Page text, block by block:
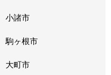
小諸市
駒ヶ根市
大町市